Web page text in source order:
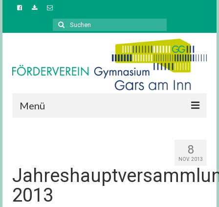
Suchen
nach:
Menü
Vorstand
News / Berichte
8
NOV. 2013
2013